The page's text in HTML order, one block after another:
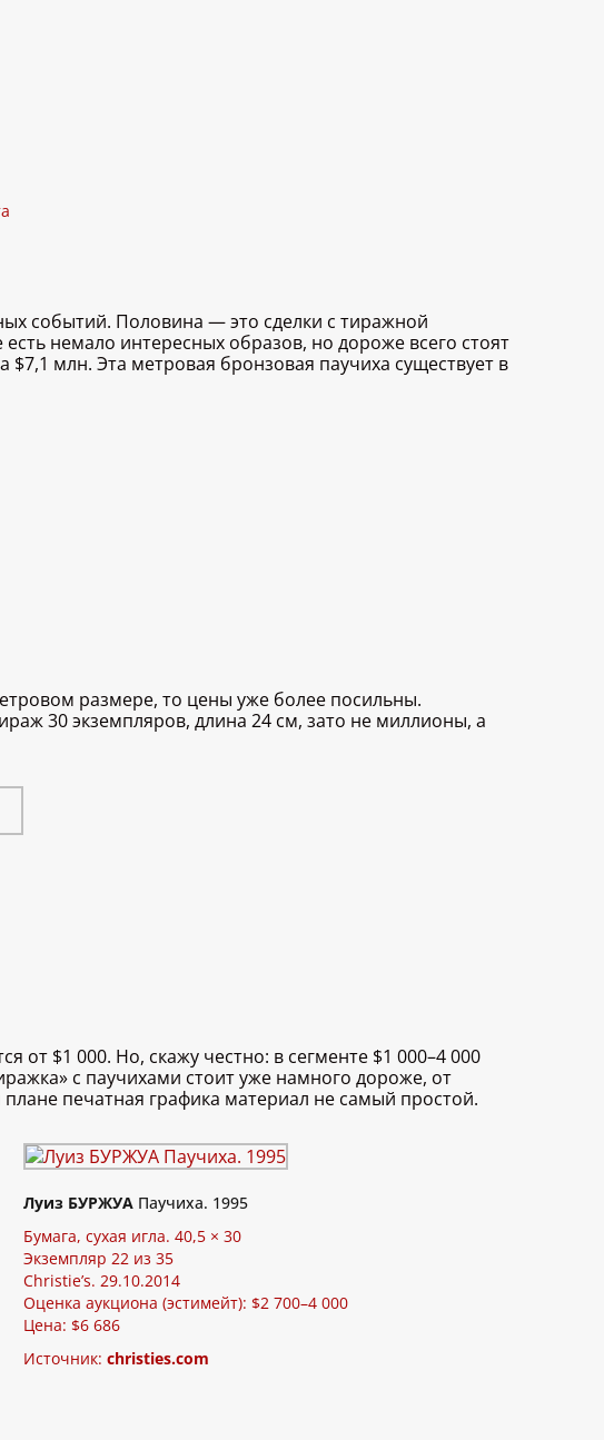
событий. Половина — это сделки с тиражной
немало интересных образов, но дороже всего стоят
млн. Эта метровая бронзовая паучиха существует в
размере, то цены уже более посильны.
30 экземпляров, длина 24 см, зато не миллионы, а
$1 000. Но, скажу честно: в сегменте $1 000–4 000
с паучихами стоит уже намного дороже, от
печатная графика материал не самый простой.
Луиз БУРЖУА Паучиха. 1995
Бумага, сухая игла. 40,5 × 30
Экземпляр 22 из 35
Christie’s. 29.10.2014
Оценка аукциона (эстимейт): $2 700–4 000
Цена: $6 686
Источник: christies.com